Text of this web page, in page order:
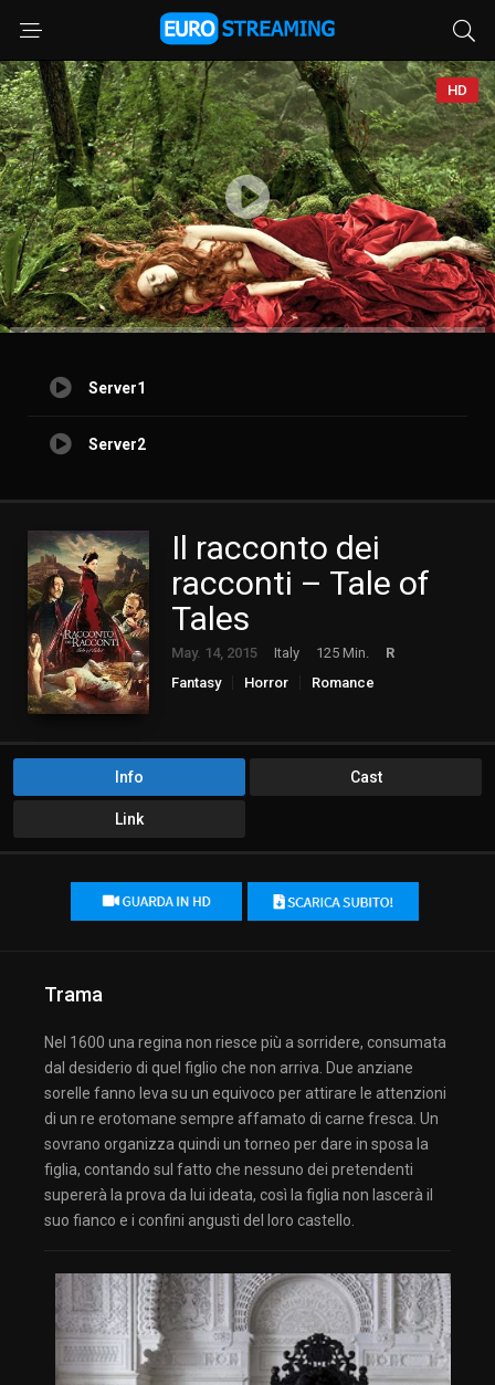
HD
Server1
Server2
Il racconto dei
racconti – Tale of
Tales
May. 14, 2015 Italy 125 Min.
R
Fantasy
Horror Romance
Info Cast
Link
Trama
Nel 1600 una regina non riesce più a sorridere, consumata
dal desiderio di quel figlio che non arriva. Due anziane
sorelle fanno leva su un equivoco per attirare le attenzioni
di un re erotomane sempre affamato di carne fresca. Un
sovrano organizza quindi un torneo per dare in sposa la
figlia, contando sul fatto che nessuno dei pretendenti
supererà la prova da lui ideata, così la figlia non lascerà il
suo fianco e i confini angusti del loro castello.